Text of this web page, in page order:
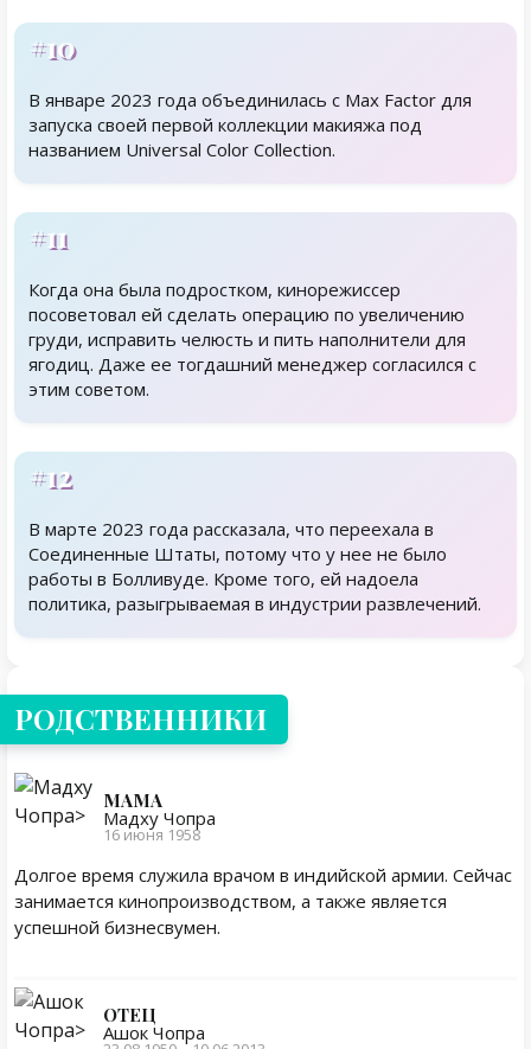
#10
В январе 2023 года объединилась с Max Factor для
запуска своей первой коллекции макияжа под
названием Universal Color Collection.
#11
Когда она была подростком, кинорежиссер
посоветовал ей сделать операцию по увеличению
груди, исправить челюсть и пить наполнители для
ягодиц. Даже ее тогдашний менеджер согласился с
этим советом.
#12
В марте 2023 года рассказала, что переехала в
Соединенные Штаты, потому что у нее не было
работы в Болливуде. Кроме того, ей надоела
политика, разыгрываемая в индустрии развлечений.
Родственники
РОДСТВЕННИКИ
МАМА
Мадху Чопра
16 июня 1958
Долгое время служила врачом в индийской армии. Сейчас
занимается кинопроизводством, а также является
успешной бизнесвумен.
ОТЕЦ
Ашок Чопра